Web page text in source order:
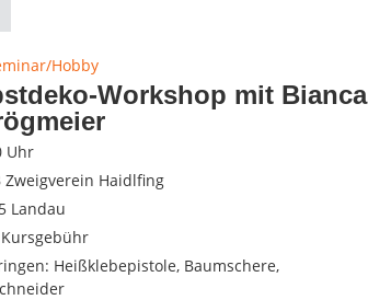
Hobby
Workshop mit Bianca
Uhr
Zweigverein Haidlfing
Landau
Kursgebühr
Heißklebepistole, Baumschere,